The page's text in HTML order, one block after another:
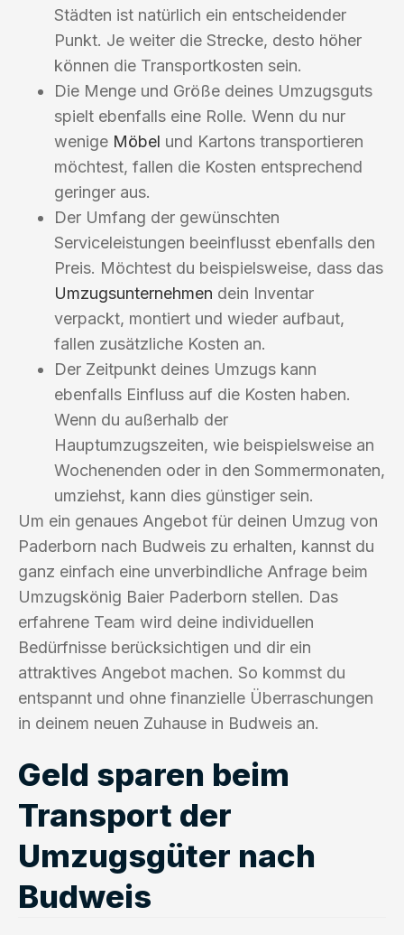
Städten ist natürlich ein entscheidender
Punkt. Je weiter die Strecke, desto höher
können die Transportkosten sein.
Die Menge und Größe deines Umzugsguts
spielt ebenfalls eine Rolle. Wenn du nur
wenige Möbel und Kartons transportieren
möchtest, fallen die Kosten entsprechend
geringer aus.
Der Umfang der gewünschten
Serviceleistungen beeinflusst ebenfalls den
Preis. Möchtest du beispielsweise, dass das
Umzugsunternehmen dein Inventar
verpackt, montiert und wieder aufbaut,
fallen zusätzliche Kosten an.
Der Zeitpunkt deines Umzugs kann
ebenfalls Einfluss auf die Kosten haben.
Wenn du außerhalb der
Hauptumzugszeiten, wie beispielsweise an
Wochenenden oder in den Sommermonaten,
umziehst, kann dies günstiger sein.
Um ein genaues Angebot für deinen Umzug von
Paderborn nach Budweis zu erhalten, kannst du
ganz einfach eine unverbindliche Anfrage beim
Umzugskönig Baier Paderborn stellen. Das
erfahrene Team wird deine individuellen
Bedürfnisse berücksichtigen und dir ein
attraktives Angebot machen. So kommst du
entspannt und ohne finanzielle Überraschungen
in deinem neuen Zuhause in Budweis an.
Geld sparen beim
Transport der
Umzugsgüter nach
Budweis